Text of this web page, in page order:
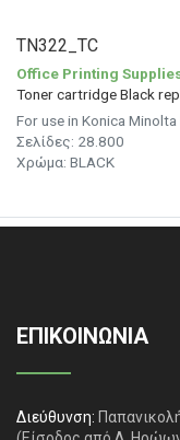
TN322_TC
Office Printing
Toner cartridge Black
For use in Konica
Σελίδες: 28.800
Χρώμα: BLACK
ΕΠΙΚΟΙΝΩΝΙΑ
Διεύθυνση: